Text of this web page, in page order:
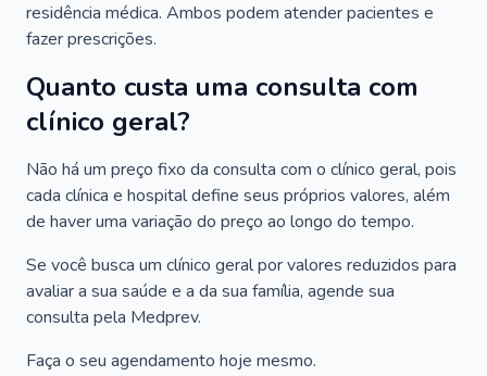
residência médica. Ambos podem atender pacientes e
fazer prescrições.
Quanto custa uma consulta com
clínico geral?
Não há um preço fixo da consulta com o clínico geral, pois
cada clínica e hospital define seus próprios valores, além
de haver uma variação do preço ao longo do tempo.
Se você busca um clínico geral por valores reduzidos para
avaliar a sua saúde e a da sua família, agende sua
consulta pela Medprev.
Faça o seu agendamento hoje mesmo.